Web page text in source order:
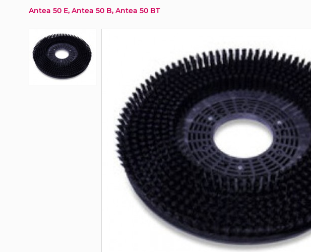
Antea 50 E, Antea 50 B, Antea 50 BT